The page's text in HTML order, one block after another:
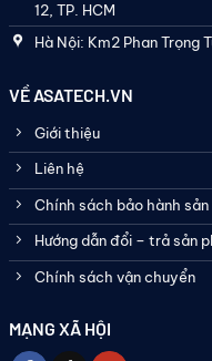
12, TP. HCM
Hà Nội: Km2 Phan Trọng
VỀ ASATECH.VN
Giới thiệu
Liên hệ
Chính sách bảo hành sản
Hướng dẫn đổi – trả sản
Chính sách vận chuyển
MẠNG XÃ HỘI